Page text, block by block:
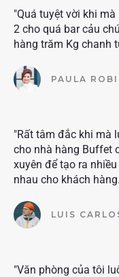
"Quá tuyệt vời khi
2 cho quá bar cảu
hàng trăm Kg chanh
PAULA
"Rất tâm đắc khi mà
cho nhà hàng Buffet
xuyên để tạo ra
nhau cho khách
LUIS
"Văn phòng của tôi